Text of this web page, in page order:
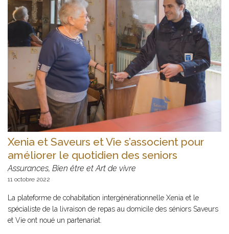
Xenia et Saveurs et Vie s’associent pour
améliorer le quotidien des seniors
Assurances, Bien être et Art de vivre
11 octobre 2022
La plateforme de cohabitation intergénérationnelle Xenia et le
spécialiste de la livraison de repas au domicile des séniors Saveurs
et Vie ont noué un partenariat.